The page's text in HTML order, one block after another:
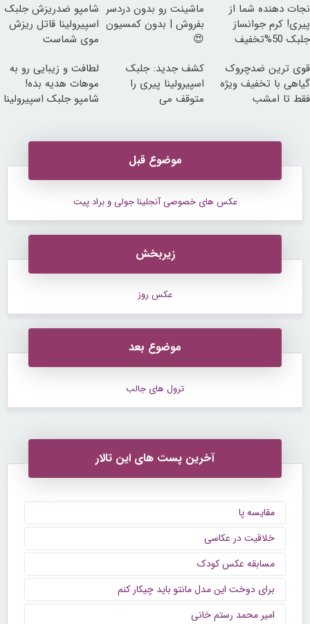
نجات دهنده شما از
پیری! کرم جوانساز
جلبک 50%تخفیف
ماشینت رو بدون دردسر
بفروش | بدون کمسیون
😍
شامپو ضدریزش جلبک
اسپیرولینا قاتل ریزش
موی شماست
قوی ترین ضدچروک
گیاهی با تخفیف ویژه
فقط تا امشب
کشف جدید: جلبک
اسپیرولینا پیری را
متوقف می
لطافت و زیبایی رو به
موهات هدیه بده!
شامپو جلبک اسپیرولینا
موضوع قبل
عکس های خصوصی آنجلینا جولی و براد پیت
زیربخش
عکس روز
موضوع بعد
ترول های جالب
آخرین پست های این تالار
مقایسه پا
خلاقیت در عکاسی
مسابقه عکس کودک
برای دوخت این مدل مانتو باید چیکار کنم
امیر محمد رستم خانی